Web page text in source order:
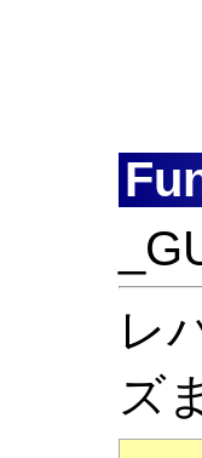
レ
ズ